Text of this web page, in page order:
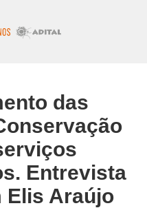
das
Entrevista
Elis Araújo